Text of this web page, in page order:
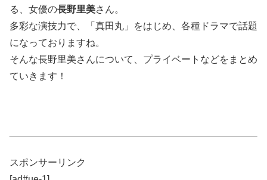
る、女優の長野里美さん。
多彩な演技力で、「真田丸」をはじめ、各種ドラマで話題
になっておりますね。
そんな長野里美さんについて、プライベートなどをまとめ
ていきます！
スポンサーリンク